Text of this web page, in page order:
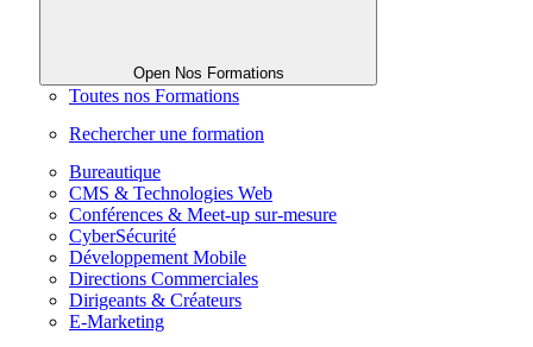
Open Nos Formations
Toutes nos Formations
Rechercher une formation
Bureautique
CMS & Technologies Web
Conférences & Meet-up sur-mesure
CyberSécurité
Développement Mobile
Directions Commerciales
Dirigeants & Créateurs
E-Marketing